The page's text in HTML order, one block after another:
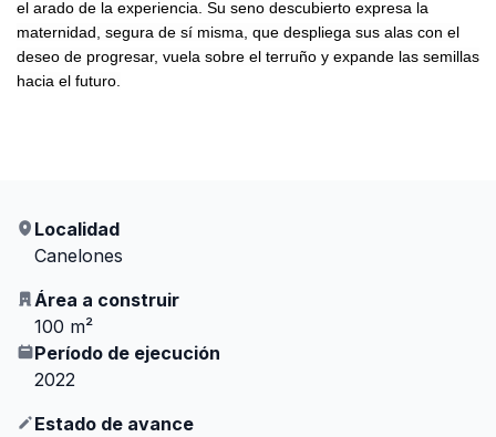
el arado de la experiencia. Su seno descubierto expresa la
maternidad, segura de sí misma, que despliega sus alas con el
deseo de progresar, vuela sobre el terruño y expande las semillas
hacia el futuro.
Localidad
Canelones
Área a construir
100 m²
Período de ejecución
2022
Estado de avance